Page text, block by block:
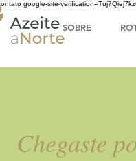
google-site-
SOBRE
Chegaste